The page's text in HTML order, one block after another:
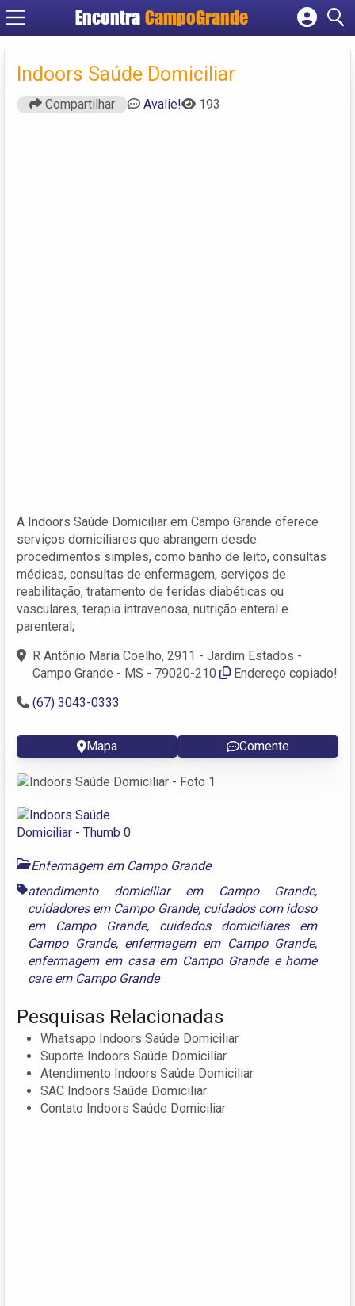
Encontra CampoGrande
Cadastrar empresa
Criar conta
Indoors Saúde Domiciliar
Compartilhar Avalie! 193
A Indoors Saúde Domiciliar em Campo Grande oferece
serviços domiciliares que abrangem desde
procedimentos simples, como banho de leito, consultas
médicas, consultas de enfermagem, serviços de
reabilitação, tratamento de feridas diabéticas ou
vasculares, terapia intravenosa, nutrição enteral e
parenteral;
R Antônio Maria Coelho, 2911 - Jardim Estados -
Campo Grande - MS - 79020-210
Endereço copiado!
(67) 3043-0333
Mapa Comente
Enfermagem em Campo Grande
atendimento domiciliar em Campo Grande,
cuidadores em Campo Grande, cuidados com idoso
em Campo Grande, cuidados domiciliares em
Campo Grande, enfermagem em Campo Grande,
enfermagem em casa em Campo Grandee home
care em Campo Grande
Pesquisas Relacionadas
Whatsapp Indoors Saúde Domiciliar
Suporte Indoors Saúde Domiciliar
Atendimento Indoors Saúde Domiciliar
SAC Indoors Saúde Domiciliar
Contato Indoors Saúde Domiciliar